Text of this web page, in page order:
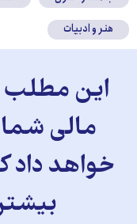
هنر و ادبیات
این مطلب
مالی شما
خواهد داد